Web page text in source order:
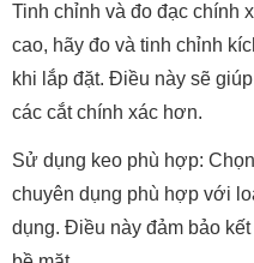
Tinh chỉnh và đo đạc chính
cao, hãy đo và tinh chỉnh
khi lắp đặt. Điều này sẽ
các cắt chính xác hơn.
Sử dụng keo phù hợp:
chuyên dụng phù hợp với
dụng. Điều này đảm bảo